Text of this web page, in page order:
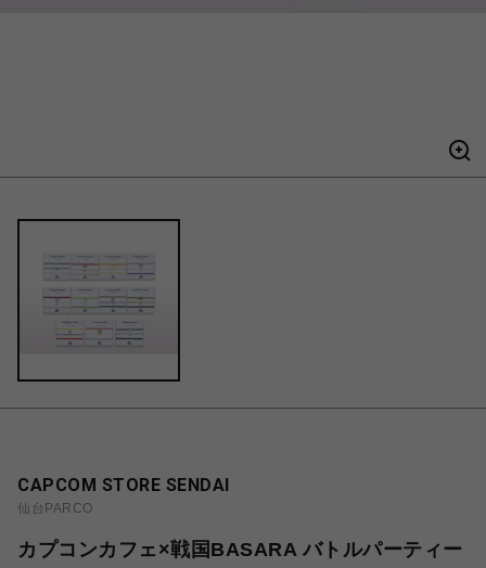
CAPCOM STORE SENDAI
仙台PARCO
カプコンカフェ×戦国BASARA バトルパーティー